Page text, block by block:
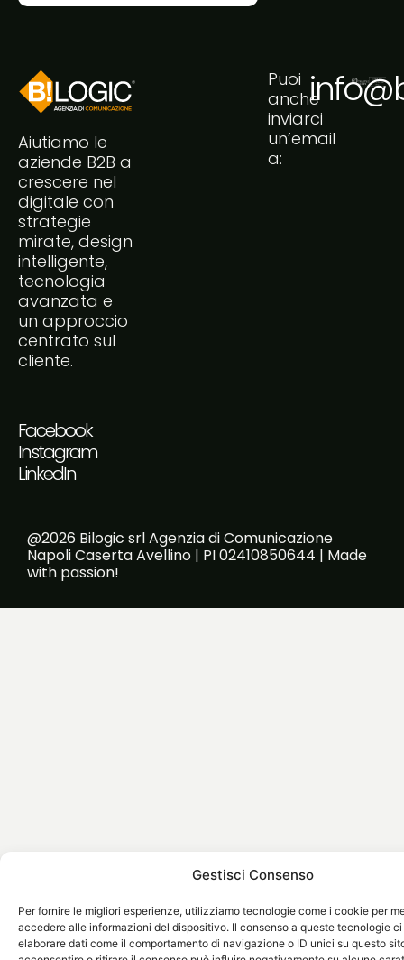
Gestisci Consenso
Per fornire le migliori esperienze, utilizziamo tecnologie come i cookie per
accedere alle informazioni del dispositivo. Il consenso a queste tecnologie
elaborare dati come il comportamento di navigazione o ID unici su questo
Aiutiamo le
aziende B2B a
crescere nel
digitale con
strategie
mirate, design
intelligente,
tecnologia
avanzata e
un approccio
centrato sul
cliente.
Puoi
anche
inviarci
un’email
a:
Facebook
Instagram
LinkedIn
@2026 Bilogic srl Agenzia di Comunicazione
Napoli Caserta Avellino | PI 02410850644 | Made
with passion!